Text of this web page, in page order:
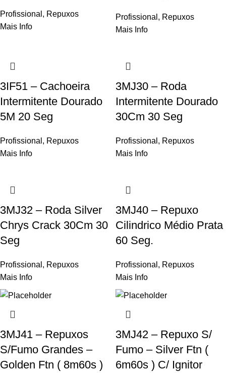
Profissional , Repuxos
Mais Info
Profissional , Repuxos
Mais Info
3IF51 – Cachoeira
Intermitente Dourado
5M 20 Seg
Profissional , Repuxos
Mais Info
3MJ30 – Roda
Intermitente Dourado
30Cm 30 Seg
Profissional , Repuxos
Mais Info
3MJ32 – Roda Silver
Chrys Crack 30Cm 30
Seg
Profissional , Repuxos
Mais Info
3MJ40 – Repuxo
Cilindrico Médio Prata
60 Seg.
Profissional , Repuxos
Mais Info
3MJ41 – Repuxos
S/Fumo Grandes –
Golden Ftn ( 8m60s )
3MJ42 – Repuxo S/
Fumo – Silver Ftn (
6m60s ) C/ Ignitor